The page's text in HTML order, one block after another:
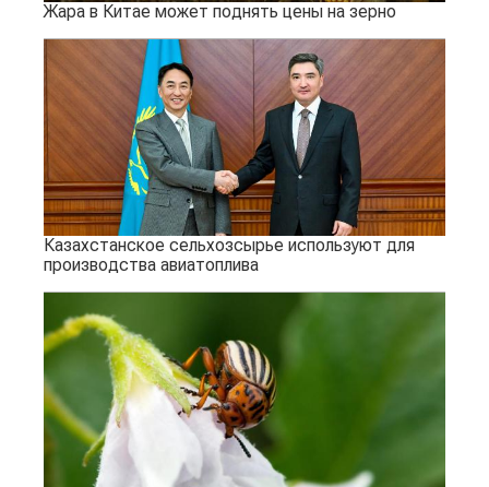
Жара в Китае может поднять цены на зерно
Казахстанское сельхозсырье используют для
производства авиатоплива